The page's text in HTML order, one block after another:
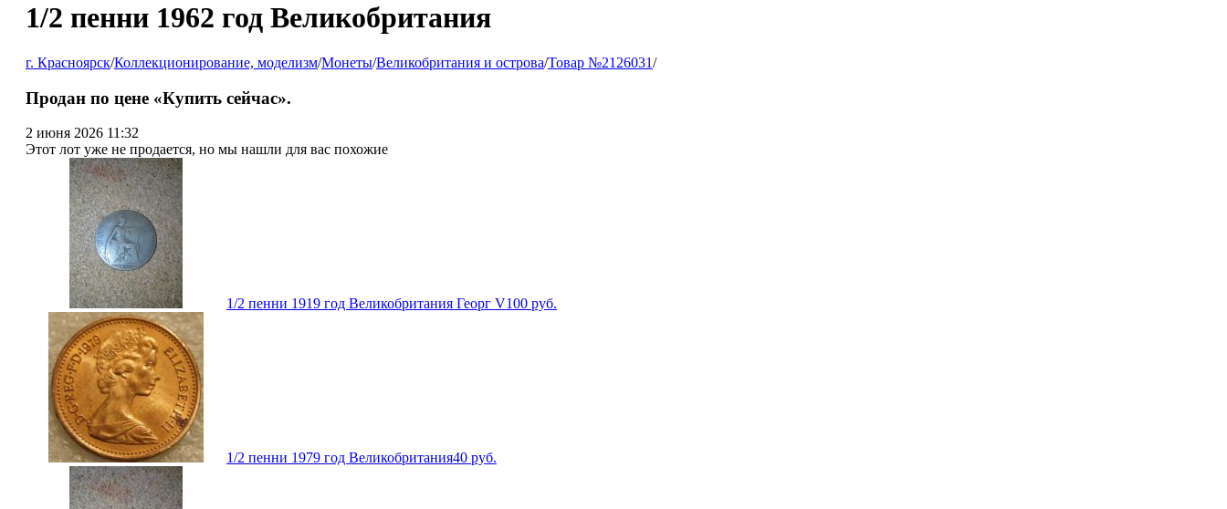
1/2 пенни 1962 год Великобритания
г. Красноярск/Коллекционирование, моделизм/Монеты/Великобритания и острова/Товар №2126031/
Продан по цене «Купить сейчас».
2 июня 2026 11:32
Этот лот уже не продается, но мы нашли для вас похожие
1/2 пенни 1919 год Великобритания Георг V100 руб.
1/2 пенни 1979 год Великобритания40 руб.